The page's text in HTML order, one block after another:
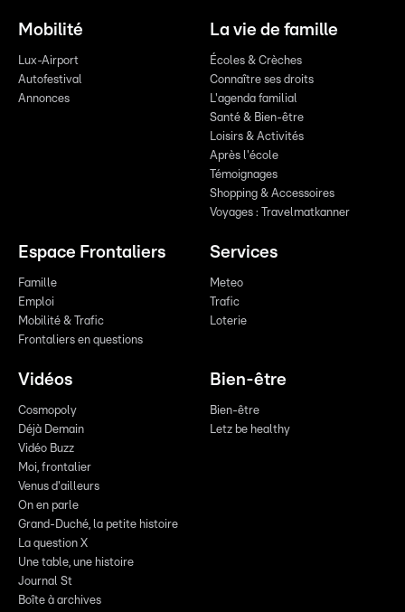
Mobilité
Lux-Airport
Autofestival
Annonces
La vie de famille
Écoles & Crèches
Connaître ses droits
L'agenda familial
Santé & Bien-être
Loisirs & Activités
Après l'école
Témoignages
Shopping & Accessoires
Voyages : Travelmatkanner
Espace Frontaliers
Famille
Emploi
Mobilité & Trafic
Frontaliers en questions
Services
Meteo
Trafic
Loterie
Vidéos
Cosmopoly
Déjà Demain
Vidéo Buzz
Moi, frontalier
Venus d'ailleurs
On en parle
Grand-Duché, la petite histoire
La question X
Une table, une histoire
Journal St
Boîte à archives
Bien-être
Bien-être
Letz be healthy